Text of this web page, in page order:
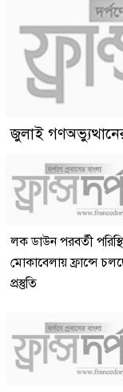
জুলাই
লক ডাউন পরবর্তী
মোকাবেলায় ফ্রান্সে
প্রস্তুতি